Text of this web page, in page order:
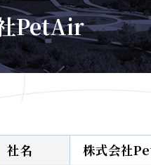
PetAir
社名
株式会社